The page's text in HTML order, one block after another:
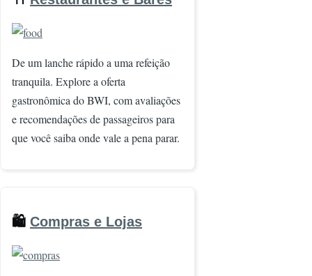
Imagem
De um lanche rápido a uma refeição
tranquila. Explore a oferta
gastronômica do BWI, com avaliações
e recomendações de passageiros para
que você saiba onde vale a pena parar.
🛍️ Compras e Lojas
Imagem